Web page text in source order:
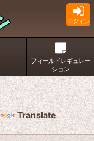
ログイン
フィールドレギュレー
ション
Translate